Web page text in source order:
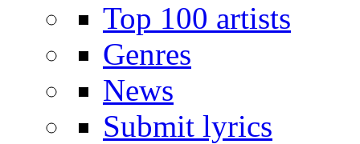
Top 100 artists
Genres
News
Submit lyrics